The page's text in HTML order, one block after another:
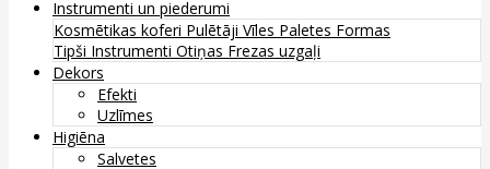
Instrumenti un piederumi
Kosmētikas koferi Pulētāji Vīles Paletes Formas
Tipši Instrumenti Otiņas Frezas uzgaļi
Dekors
Efekti
Uzlīmes
Higiēna
Salvetes